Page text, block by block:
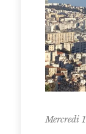
Mercredi